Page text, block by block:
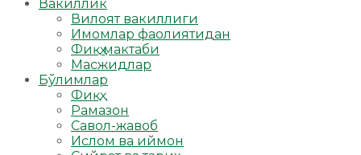
Вакиллик
Вилоят вакиллиги
Имомлар фаолиятидан
Фиқҳ мактаби
Масжидлар
Бўлимлар
Фиқҳ
Рамазон
Савол-жавоб
Ислом ва иймон